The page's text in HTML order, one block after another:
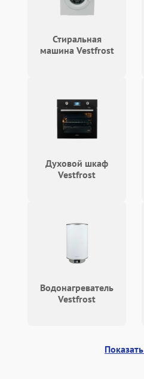
Стиральная
машина Vestfrost
Духовой шкаф
Vestfrost
Водонагреватель
Vestfrost